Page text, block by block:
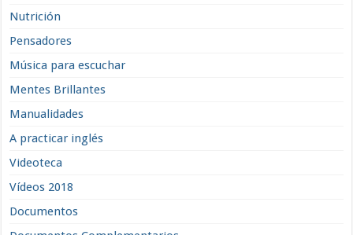
Nutrición
Pensadores
Música para escuchar
Mentes Brillantes
Manualidades
A practicar inglés
Videoteca
Vídeos 2018
Documentos